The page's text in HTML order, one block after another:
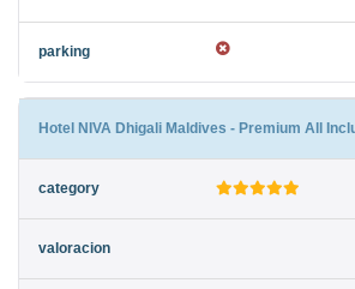
Hotel NIVA Dhigali Maldives - Premium All